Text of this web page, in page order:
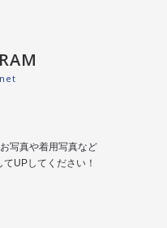
写真や着用写真など
てUPしてください！